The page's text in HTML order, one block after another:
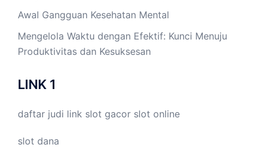
Awal Gangguan Kesehatan Mental
Mengelola Waktu dengan Efektif: Kunci Menuju
Produktivitas dan Kesuksesan
LINK 1
daftar judi link slot gacor slot online
slot dana